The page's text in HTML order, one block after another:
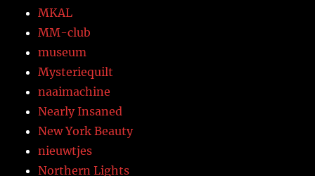
MKAL
MM-club
museum
Mysteriequilt
naaimachine
Nearly Insaned
New York Beauty
nieuwtjes
Northern Lights